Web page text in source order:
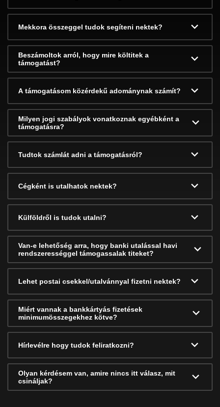
Mekkora összeggel tudok segíteni nektek?
Beszámoltok arról, hogy mire költitek a
támogatást?
A támogatásom közérdekű adománynak számít?
Milyen jogi szabályok vonatkoznak egyébként a
támogatásra?
Tudtok számlát adni a támogatásról?
Cégként is utalhatok nektek?
Külföldről is tudok utalni?
Van-e lehetőség arra, hogy banki utalással havi
rendszerességgel támogassalak titeket?
Lehet postai csekkel/utalvánnyal fizetni nektek?
Miért vannak a bankkártyás fizetések
minimumösszegekhez kötve?
Hírlevélre hogy tudok feliratkozni?
Olyan kérdésem van, amire nincs itt válasz, mit
csináljak?